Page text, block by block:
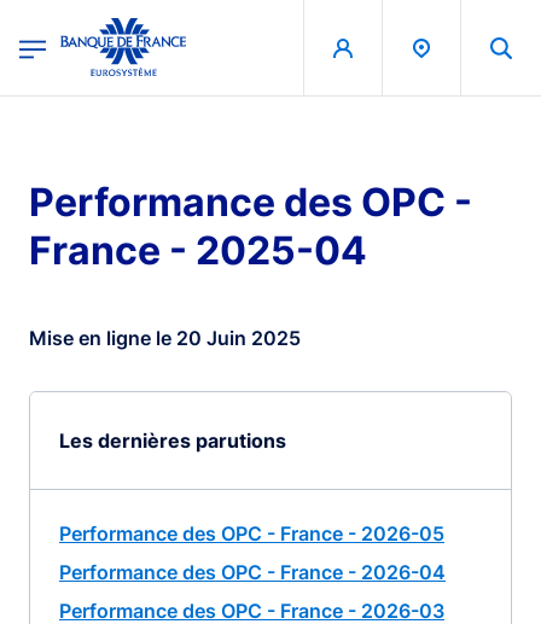
Banque de France - Menu Principal
Performance des OPC -
France - 2025-04
Mise en ligne le 20 Juin 2025
Les dernières parutions
Performance des OPC - France - 2026-05
Performance des OPC - France - 2026-04
Performance des OPC - France - 2026-03